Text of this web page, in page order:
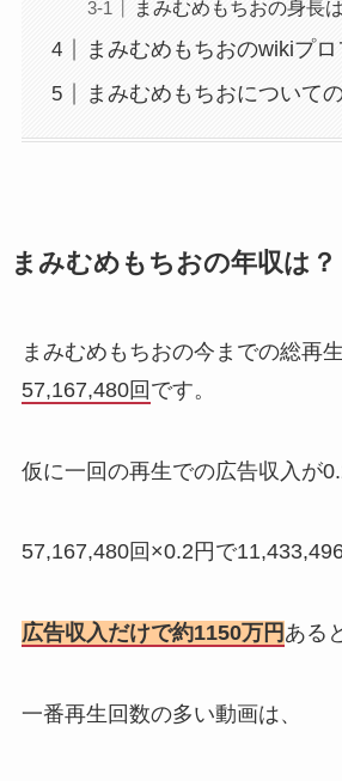
まみむめもちおの身長
まみむめもちおのwikiプ
まみむめもちおについて
まみむめもちおの年収は？
まみむめもちおの今までの総再
57,167,480回 です。
仮に一回の再生での広告収入が
57,167,480回×0.2円で
広告収入だけで約1150万円 ある
一番再生回数の多い動画は、